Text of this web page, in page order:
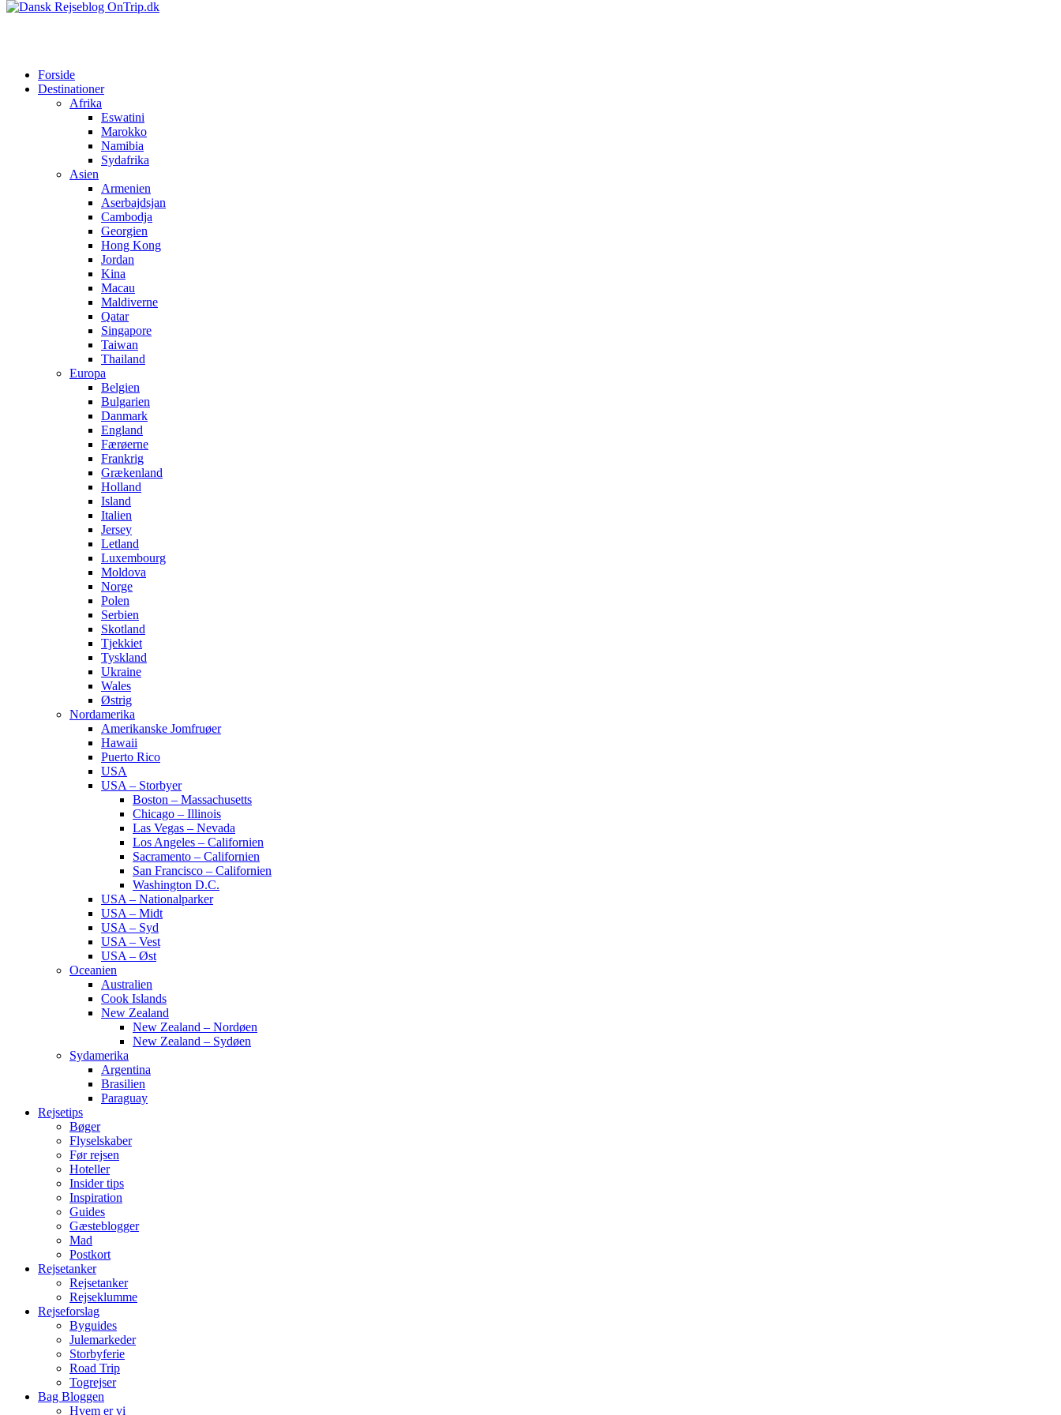
Forside
Destinationer
Afrika
Eswatini
Marokko
Namibia
Sydafrika
Asien
Armenien
Aserbajdsjan
Cambodja
Georgien
Hong Kong
Jordan
Kina
Macau
Maldiverne
Qatar
Singapore
Taiwan
Thailand
Europa
Belgien
Bulgarien
Danmark
England
Færøerne
Frankrig
Grækenland
Holland
Island
Italien
Jersey
Letland
Luxembourg
Moldova
Norge
Polen
Serbien
Skotland
Tjekkiet
Tyskland
Ukraine
Wales
Østrig
Nordamerika
Amerikanske Jomfruøer
Hawaii
Puerto Rico
USA
USA – Storbyer
Boston – Massachusetts
Chicago – Illinois
Las Vegas – Nevada
Los Angeles – Californien
Sacramento – Californien
San Francisco – Californien
Washington D.C.
USA – Nationalparker
USA – Midt
USA – Syd
USA – Vest
USA – Øst
Oceanien
Australien
Cook Islands
New Zealand
New Zealand – Nordøen
New Zealand – Sydøen
Sydamerika
Argentina
Brasilien
Paraguay
Rejsetips
Bøger
Flyselskaber
Før rejsen
Hoteller
Insider tips
Inspiration
Guides
Gæsteblogger
Mad
Postkort
Rejsetanker
Rejsetanker
Rejseklumme
Rejseforslag
Byguides
Julemarkeder
Storbyferie
Road Trip
Togrejser
Bag Bloggen
Hvem er vi